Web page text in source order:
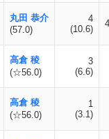
丸田 恭介
(57.0)
4
(10.6)
高倉 稜
(☆56.0)
3
(6.6)
高倉 稜
(☆56.0)
1
(3.1)